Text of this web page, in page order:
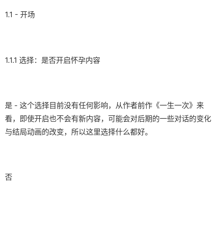
1.1 - 开场
1.1.1 选择：是否开启怀孕内容
是 - 这个选择目前没有任何影响，从作者前作《一生一次》来
看，即使开启也不会有新内容，可能会对后期的一些对话的变化
与结局动画的改变，所以这里选择什么都好。
否